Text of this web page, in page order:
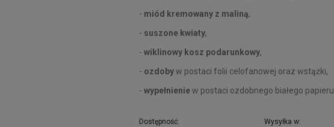
- miód kremowany z maliną,
- suszone kwiaty,
-wiklinowy kosz podarunkowy,
- ozdobyw postaci folii celofanowej oraz wstążki,
-wypełnieniew postaci ozdobnego białego papieru.
Dostępność: Wysyłka w: